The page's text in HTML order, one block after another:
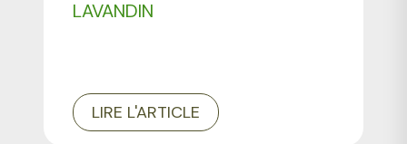
LAVANDIN
LIRE L'ARTICLE